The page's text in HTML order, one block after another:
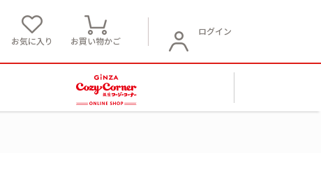
お気に入り お買い物かご
ログイン